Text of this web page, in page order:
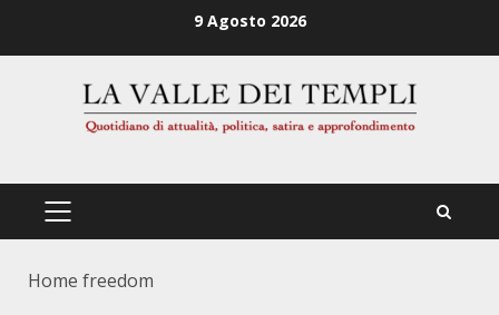
9 Agosto 2026
PRIMÄRES
Home freedom